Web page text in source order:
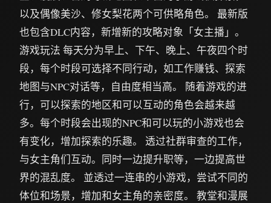
以及偶像美沙、修女梨花两个可供略角色。 最新版
也包含DLC内容，新增新的攻略对象「女主播」。
游戏玩法 每天分为早上、下午、晚上、午夜四个时
段，每个时段可选择不同行动，如工作赚钱、探索
地图与NPC对话等，自由度相当高。 随着游戏的进
行，可以探索的地区和可以互动的角色会越来越
多。每个时段会出现的NPC和可以玩的小游戏也会
有变化，增加探索的乐趣。 透过社群审查的工作，
与女主角们互动。同时一边提升职等，一边提高世
界的混乱度。 並透过一连串的小游戏，尝试不同的
体位和场景，增加和女主角的亲密度。 教堂和漫展